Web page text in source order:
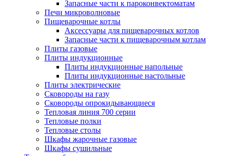
Запасные части к пароконвектоматам
Печи микроволновые
Пищеварочные котлы
Аксессуары для пищеварочных котлов
Запасные части к пищеварочным котлам
Плиты газовые
Плиты индукционные
Плиты индукционные напольные
Плиты индукционные настольные
Плиты электрические
Сковороды на газу
Сковороды опрокидывающиеся
Тепловая линия 700 серии
Тепловые полки
Тепловые столы
Шкафы жарочные газовые
Шкафы сушильные